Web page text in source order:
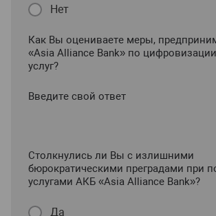
Нет
Как Вы оцениваете меры,
«Asia Alliance Bank» по
услуг?
Введите свой ответ
Столкнулись ли Вы с излишними
бюрократическими преградами при
услугами АКБ «Asia Alliance Bank»?
Да